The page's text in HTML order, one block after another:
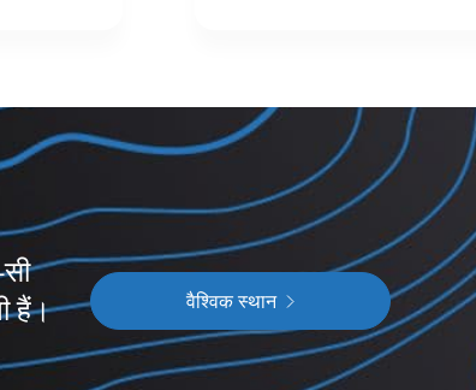
हैं।
वैश्विक स्थान